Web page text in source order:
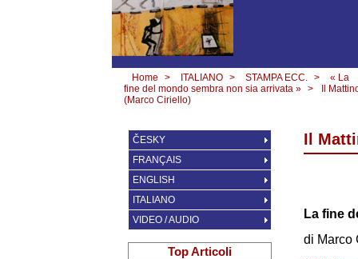
Home > ITALIANO > STAMPA ECC. >
« La
fine del mondo sembra non sia arrivata » >
Il
(Marco Ciriello)
Il
La fine
di Marco
ČESKY
FRANÇAIS
ENGLISH
ITALIANO
VIDEO / AUDIO
Top Articoli